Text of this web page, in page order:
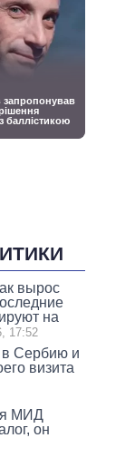
вырос
на
17:52
в Сербию и
визита
МИД
он